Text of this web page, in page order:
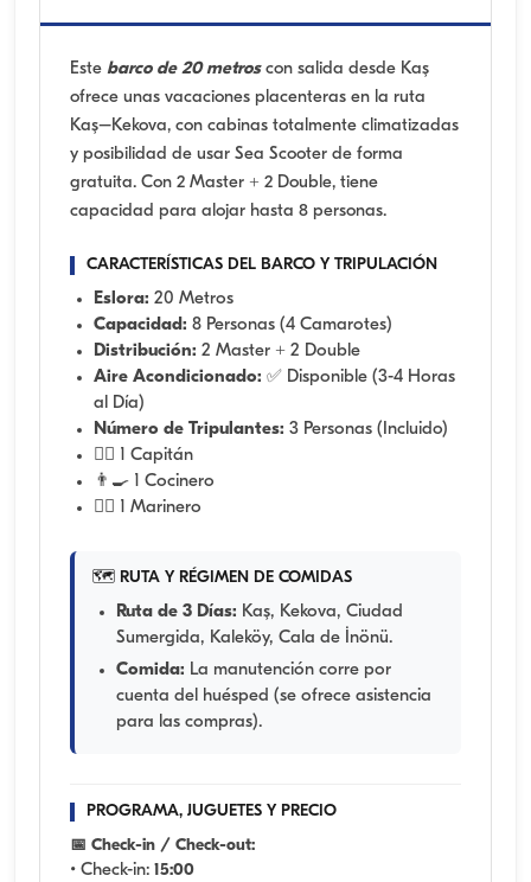
Este barco de 20 metroscon salida desde Kaş
ofrece unas vacaciones placenteras en la ruta
Kaş–Kekova, con cabinas totalmente climatizadas
y posibilidad de usar Sea Scooter de forma
gratuita. Con 2 Master + 2 Double, tiene
capacidad para alojar hasta 8 personas.
CARACTERÍSTICAS DEL BARCO Y TRIPULACIÓN
Eslora: 20 Metros
Capacidad: 8 Personas (4 Camarotes)
Distribución: 2 Master + 2 Double
Aire Acondicionado: ✅ Disponible (3-4 Horas
al Día)
Número de Tripulantes: 3 Personas (Incluido)
👨‍✈️ 1 Capitán
👨‍🍳 1 Cocinero
🧑‍✈️ 1 Marinero
🗺️ RUTA Y RÉGIMEN DE COMIDAS
Ruta de 3 Días: Kaş, Kekova, Ciudad
Sumergida, Kaleköy, Cala de İnönü.
Comida: La manutención corre por
cuenta del huésped (se ofrece asistencia
para las compras).
PROGRAMA, JUGUETES Y PRECIO
📅 Check-in / Check-out:
• Check-in: 15:00